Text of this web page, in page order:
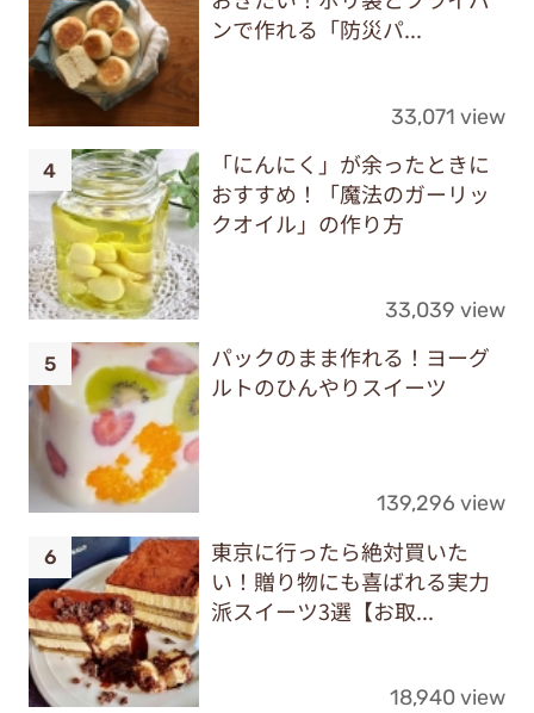
ンで作れる「防災パ...
33,071 view
「にんにく」が余ったときに
おすすめ！「魔法のガーリッ
クオイル」の作り方
33,039 view
パックのまま作れる！ヨーグ
ルトのひんやりスイーツ
139,296 view
東京に行ったら絶対買いた
い！贈り物にも喜ばれる実力
派スイーツ3選【お取...
18,940 view